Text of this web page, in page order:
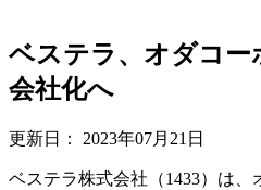
ベステラ、オダコ
会社化へ
更新日： 2023年07月21日
ベステラ株式会社（1433）は